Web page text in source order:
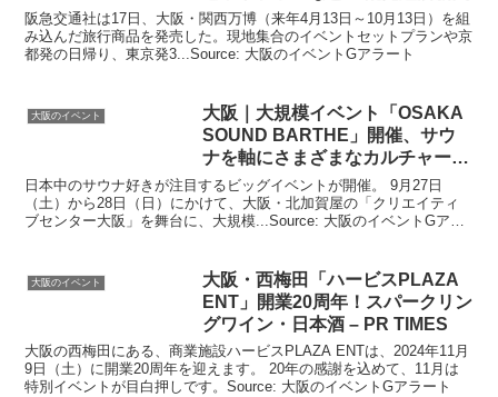
阪急交通社は17日、大阪・関西万博（来年4月13日～10月13日）を組
み込んだ旅行商品を発売した。現地集合のイベントセットプランや京
都発の日帰り、東京発3...Source: 大阪のイベントGアラート
大阪のイベント 大阪 ｜大規模イベント
「OSAKA
SOUND BARTHE」開催、サウ
ナを軸にさまざまなカルチャーが
…
日本中のサウナ好きが注目するビッグイベントが開催。 9月27日
（土）から28日（日）にかけて、大阪・北加賀屋の「クリエイティ
ブセンター大阪」を舞台に、大規模...Source: 大阪のイベントGアラ
大阪のイベント 大阪 ・西梅田「ハービスPLAZA
ENT」開業20周年！スパークリン
グワイン・日本酒 – PR TIMES
大阪の西梅田にある、商業施設ハービスPLAZA ENTは、2024年11月
9日（土）に開業20周年を迎えます。 20年の感謝を込めて、11月は
特別イベントが目白押しです。Source: 大阪のイベントGアラート